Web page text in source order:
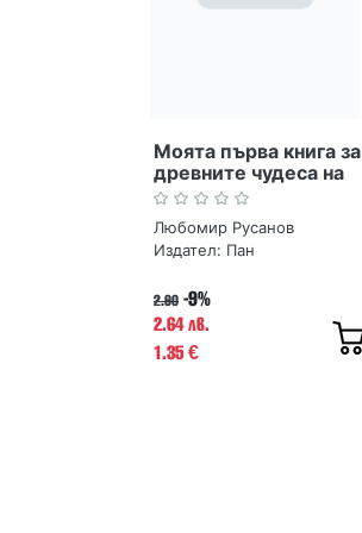
Моята първа книга за
древните чудеса на
България
Любомир Русанов
Издател: Пан
2.90 -9%
2.64 лв.
1.35 €